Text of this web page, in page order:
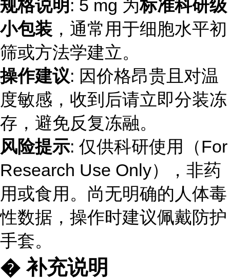
规格说明 : 5 mg 为标准科研级
小包装 ，通常用于细胞水平初
筛或方法学建立。
操作建议: 因价格昂贵且对温
度敏感，收到后请立即分装冻
存，避免反复冻融。
风险提示: 仅供科研使用（For
Research Use Only），非药
用或食用。尚无明确的人体毒
性数据，操作时建议佩戴防护
手套。
� 补充说明